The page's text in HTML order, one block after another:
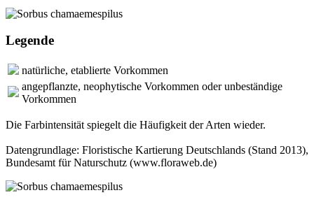
Legende
natürliche, etablierte Vorkommen
angepflanzte, neophytische Vorkommen oder unbeständige
Vorkommen
Die Farbintensität spiegelt die Häufigkeit der Arten wieder.
Datengrundlage: Floristische Kartierung Deutschlands (Stand 2013),
Bundesamt für Naturschutz (www.floraweb.de)